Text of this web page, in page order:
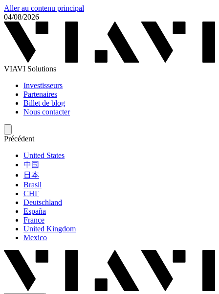
Aller au contenu principal
04/08/2026
VIAVI Solutions
Investisseurs
Partenaires
Billet de blog
Nous contacter
Précédent
United States
中国
日本
Brasil
СНГ
Deutschland
España
France
United Kingdom
Mexico